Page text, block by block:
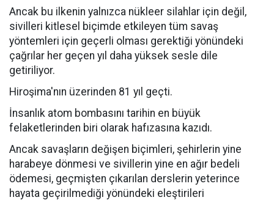
Ancak bu ilkenin yalnızca nükleer silahlar için değil,
sivilleri kitlesel biçimde etkileyen tüm savaş
yöntemleri için geçerli olması gerektiği yönündeki
çağrılar her geçen yıl daha yüksek sesle dile
getiriliyor.
Hiroşima'nın üzerinden 81 yıl geçti.
İnsanlık atom bombasını tarihin en büyük
felaketlerinden biri olarak hafızasına kazıdı.
Ancak savaşların değişen biçimleri, şehirlerin yine
harabeye dönmesi ve sivillerin yine en ağır bedeli
ödemesi, geçmişten çıkarılan derslerin yeterince
hayata geçirilmediği yönündeki eleştirileri